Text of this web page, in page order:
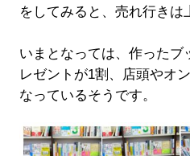
をしてみると、売れ行きは
いまとなっては、作ったブ
レゼントが1割、店頭やオ
なっているそうです。